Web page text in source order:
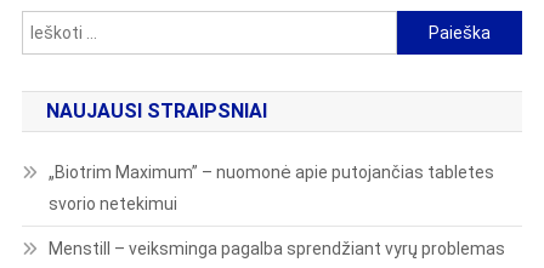
įrašų
Ieškoti:
NAUJAUSI STRAIPSNIAI
„Biotrim Maximum” – nuomonė apie putojančias tabletes
svorio netekimui
Menstill – veiksminga pagalba sprendžiant vyrų problemas